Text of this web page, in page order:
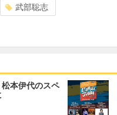
武部聡志
本伊代のスペ